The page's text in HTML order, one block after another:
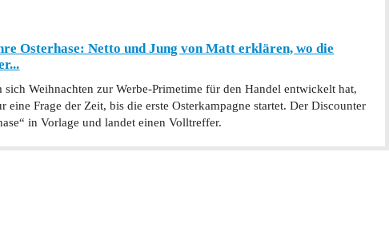
Osterhase: Netto und Jung von Matt erklären, wo die
sich Weihnachten zur Werbe-Primetime für den Handel entwickelt hat,
eine Frage der Zeit, bis die erste Osterkampagne startet. Der Discounter
in Vorlage und landet einen Volltreffer.